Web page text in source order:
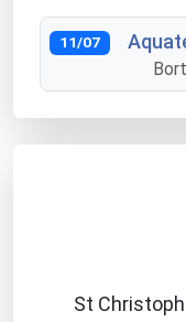
11/07
St